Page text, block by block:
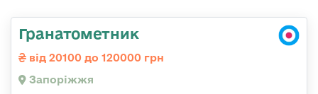
Гранатометник
від 20100 до 120000 грн
Запоріжжя